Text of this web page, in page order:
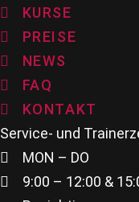
KURSE
PREISE
NEWS
FAQ
KONTAKT
Service- und
MON – DO
9:00 – 12:00 &